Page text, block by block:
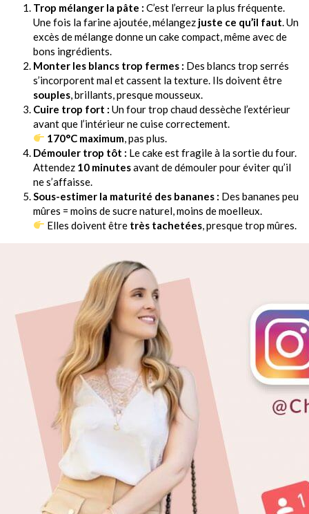
Trop mélanger la pâte : C’est l’erreur la plus fréquente.
Une fois la farine ajoutée, mélangez juste ce qu’il faut. Un
excès de mélange donne un cake compact, même avec de
bons ingrédients.
Monter les blancs trop fermes : Des blancs trop serrés
s’incorporent mal et cassent la texture. Ils doivent être
souples, brillants, presque mousseux.
Cuire trop fort : Un four trop chaud dessèche l’extérieur
avant que l’intérieur ne cuise correctement.
170°C maximum, pas plus.
Démouler trop tôt : Le cake est fragile à la sortie du four.
Attendez 10 minutesavant de démouler pour éviter qu’il
ne s’affaisse.
Sous-estimer la maturité des bananes : Des bananes peu
mûres = moins de sucre naturel, moins de moelleux.
Elles doivent être très tachetées, presque trop mûres.